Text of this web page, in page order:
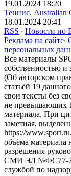
19.01.2024 18:20
Теннис. Australian
18.01.2024 20:41
RSS · Новости по
Реклама на сайте·
персональных
Все материалы
собственностью
(Об авторском
статьёй 19
свои тексты без
не превышающих
материала. При
заметная,
https://
объёма материала
разрешения
СМИ ЭЛ №ФС77-
службой по